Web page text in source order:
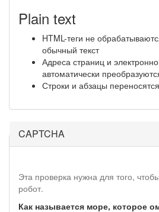
Plain text
HTML-теги не
обычный текст
Адреса страниц и
автоматически
Строки и абзацы
CAPTCHA
Эта проверка нужна для того,
робот.
Как называется море, которое